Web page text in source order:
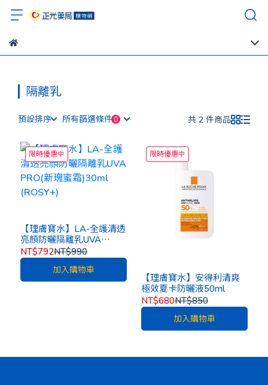
隔離乳
預設排序 所有篩選條件 共 2 件商品
限時優惠中
【理膚寶水】LA-全護清透
亮顏防曬隔離乳UVA
PRO(新瑰蜜霜)30ml
(ROSY+)
NT$792NT$990
加入購物車
限時優惠中
【理膚寶水】安得利清爽
極效夏卡防曬液50ml
NT$680NT$850
加入購物車